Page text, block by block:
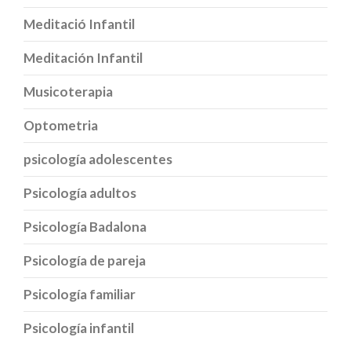
Meditació Infantil
Meditación Infantil
Musicoterapia
Optometria
psicología adolescentes
Psicología adultos
Psicología Badalona
Psicología de pareja
Psicología familiar
Psicología infantil